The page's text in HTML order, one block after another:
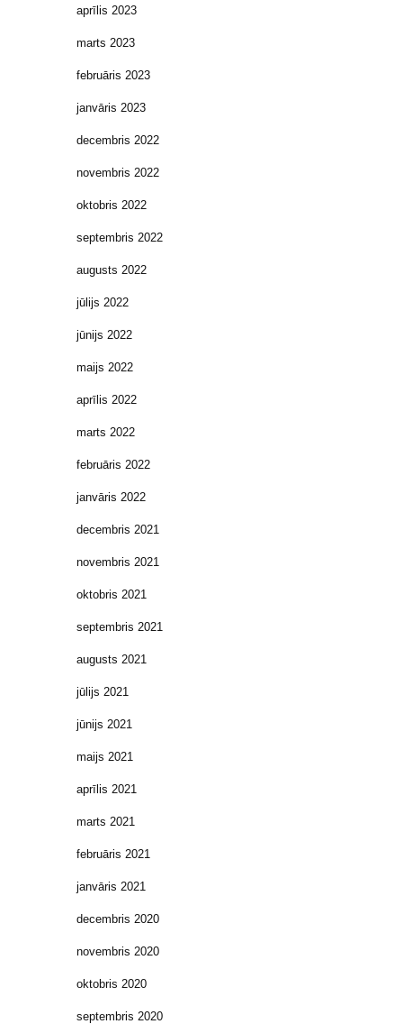
aprīlis 2023
marts 2023
februāris 2023
janvāris 2023
decembris 2022
novembris 2022
oktobris 2022
septembris 2022
augusts 2022
jūlijs 2022
jūnijs 2022
maijs 2022
aprīlis 2022
marts 2022
februāris 2022
janvāris 2022
decembris 2021
novembris 2021
oktobris 2021
septembris 2021
augusts 2021
jūlijs 2021
jūnijs 2021
maijs 2021
aprīlis 2021
marts 2021
februāris 2021
janvāris 2021
decembris 2020
novembris 2020
oktobris 2020
septembris 2020